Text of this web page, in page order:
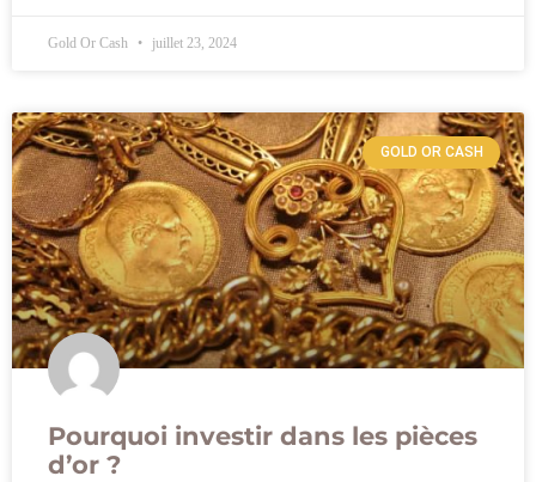
Gold Or Cash juillet 23, 2024
GOLD OR CASH
Pourquoi investir dans les pièces
d’or ?